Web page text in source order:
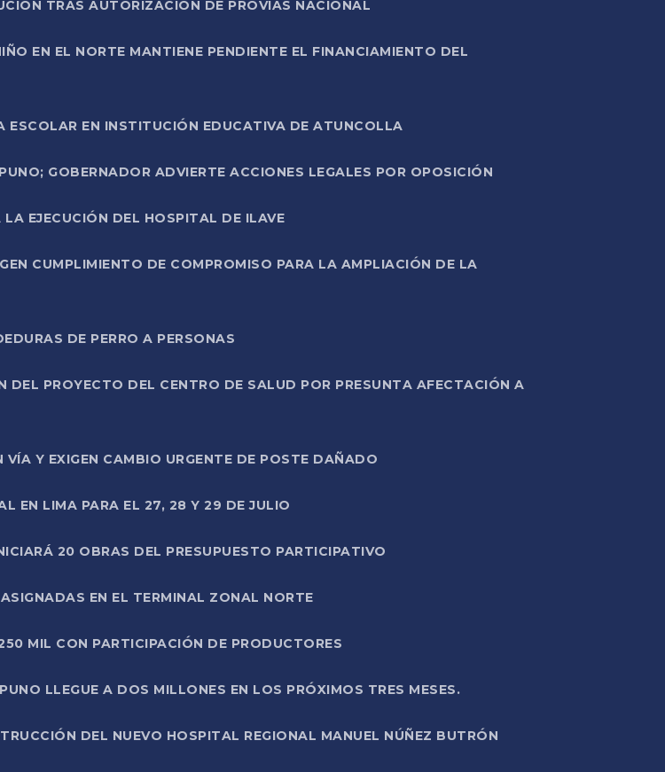
TRAS AUTORIZACIÓN DE PROVÍAS NACIONAL
EN EL NORTE MANTIENE PENDIENTE EL FINANCIAMIENTO DEL
EN INSTITUCIÓN EDUCATIVA DE ATUNCOLLA
GOBERNADOR ADVIERTE ACCIONES LEGALES POR OPOSICIÓN
EJECUCIÓN DEL HOSPITAL DE ILAVE
CUMPLIMIENTO DE COMPROMISO PARA LA AMPLIACIÓN DE LA
DE PERRO A PERSONAS
PROYECTO DEL CENTRO DE SALUD POR PRESUNTA AFECTACIÓN A
Y EXIGEN CAMBIO URGENTE DE POSTE DAÑADO
EN LIMA PARA EL 27, 28 Y 29 DE JULIO
20 OBRAS DEL PRESUPUESTO PARTICIPATIVO
EN EL TERMINAL ZONAL NORTE
MIL CON PARTICIPACIÓN DE PRODUCTORES
LLEGUE A DOS MILLONES EN LOS PRÓXIMOS TRES MESES.
DEL NUEVO HOSPITAL REGIONAL MANUEL NÚÑEZ BUTRÓN